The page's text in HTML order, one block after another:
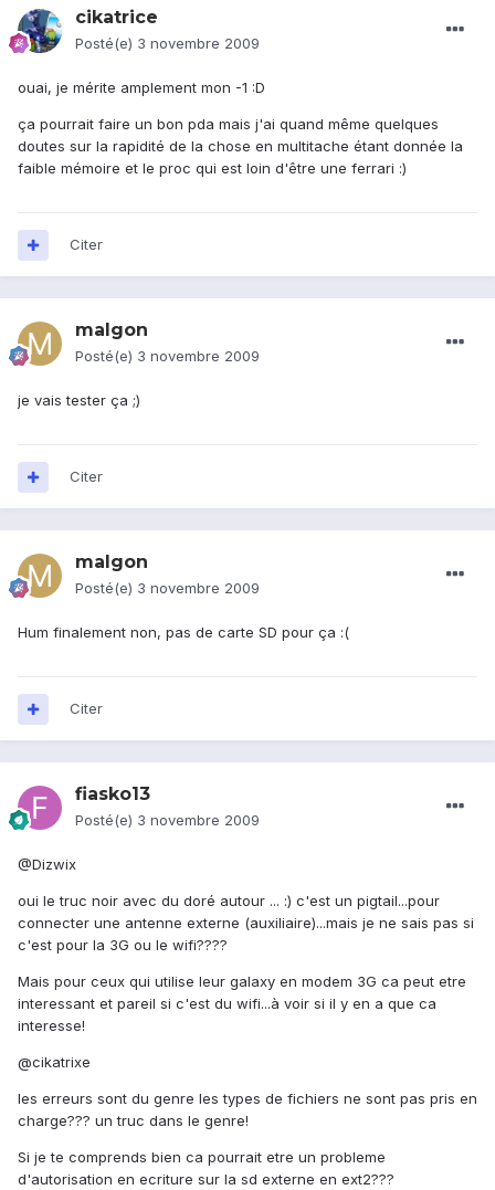
cikatrice
Posté(e) 3 novembre 2009
ouai, je mérite amplement mon -1 :D
ça pourrait faire un bon pda mais j'ai quand même quelques
doutes sur la rapidité de la chose en multitache étant donnée la
faible mémoire et le proc qui est loin d'être une ferrari :)
Citer
malgon
Posté(e) 3 novembre 2009
je vais tester ça ;)
Citer
malgon
Posté(e) 3 novembre 2009
Hum finalement non, pas de carte SD pour ça :(
Citer
fiasko13
Posté(e) 3 novembre 2009
@Dizwix
oui le truc noir avec du doré autour ... :) c'est un pigtail...pour
connecter une antenne externe (auxiliaire)...mais je ne sais pas si
c'est pour la 3G ou le wifi????
Mais pour ceux qui utilise leur galaxy en modem 3G ca peut etre
interessant et pareil si c'est du wifi...à voir si il y en a que ca
interesse!
@cikatrixe
les erreurs sont du genre les types de fichiers ne sont pas pris en
charge??? un truc dans le genre!
Si je te comprends bien ca pourrait etre un probleme
d'autorisation en ecriture sur la sd externe en ext2???